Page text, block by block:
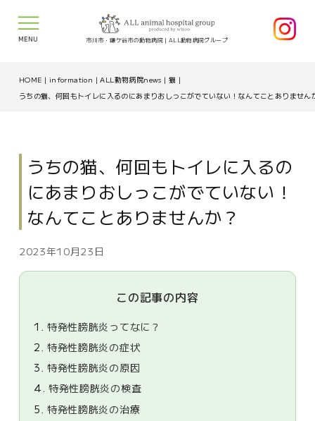
MENU 市川市・鎌ケ谷市の動物病院｜ALL動物病院グループ
HOME | information | ALL動物病院news | 猫 |
うちの猫、何回もトイレに入るのにあまりおしっこがでていない！なんてことありま
うちの猫、何回もトイレに入るの
にあまりおしっこがでていない！
なんてことありませんか？
2023年10月23日
この記事の内容
1.
特発性膀胱炎ってなに？
2. 特発性膀胱炎の症状
3. 特発性膀胱炎の原因
4. 特発性膀胱炎の検査
5. 特発性膀胱炎の治療